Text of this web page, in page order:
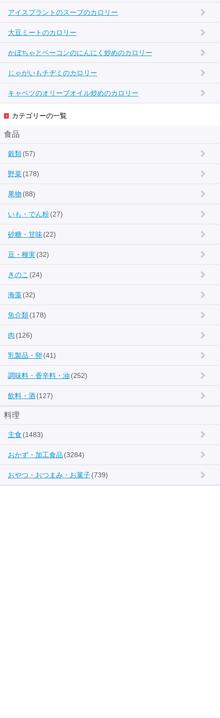
アイスプラントのスープのカロリー
大豆ミートのカロリー
かぼちゃとベーコンのにんにく炒めのカロリー
じゃがいもチヂミのカロリー
キャベツのオリーブオイル炒めのカロリー
カテゴリーの一覧
食品
穀類(57)
野菜(178)
果物 (88)
いも・でん粉(27)
砂糖・甘味(22)
豆・種実(32)
きのこ (24)
海藻(32)
魚介類(178)
肉 (126)
乳製品・卵 (41)
調味料・香辛料・油 (252)
飲料・酒(127)
料理
主食 (1483)
おかず・加工食品 (3284)
おやつ・おつまみ・お菓子(739)